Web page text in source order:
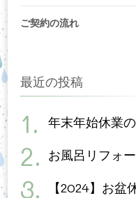
ご契約の流れ
最近の投稿
年末年始休業
お風呂リフォ
【2024】お盆